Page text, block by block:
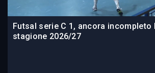
Futsal serie C 1, ancora incompleto
stagione 2026/27